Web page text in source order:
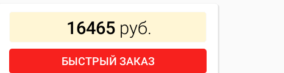
16465 руб.
БЫСТРЫЙ ЗАКАЗ